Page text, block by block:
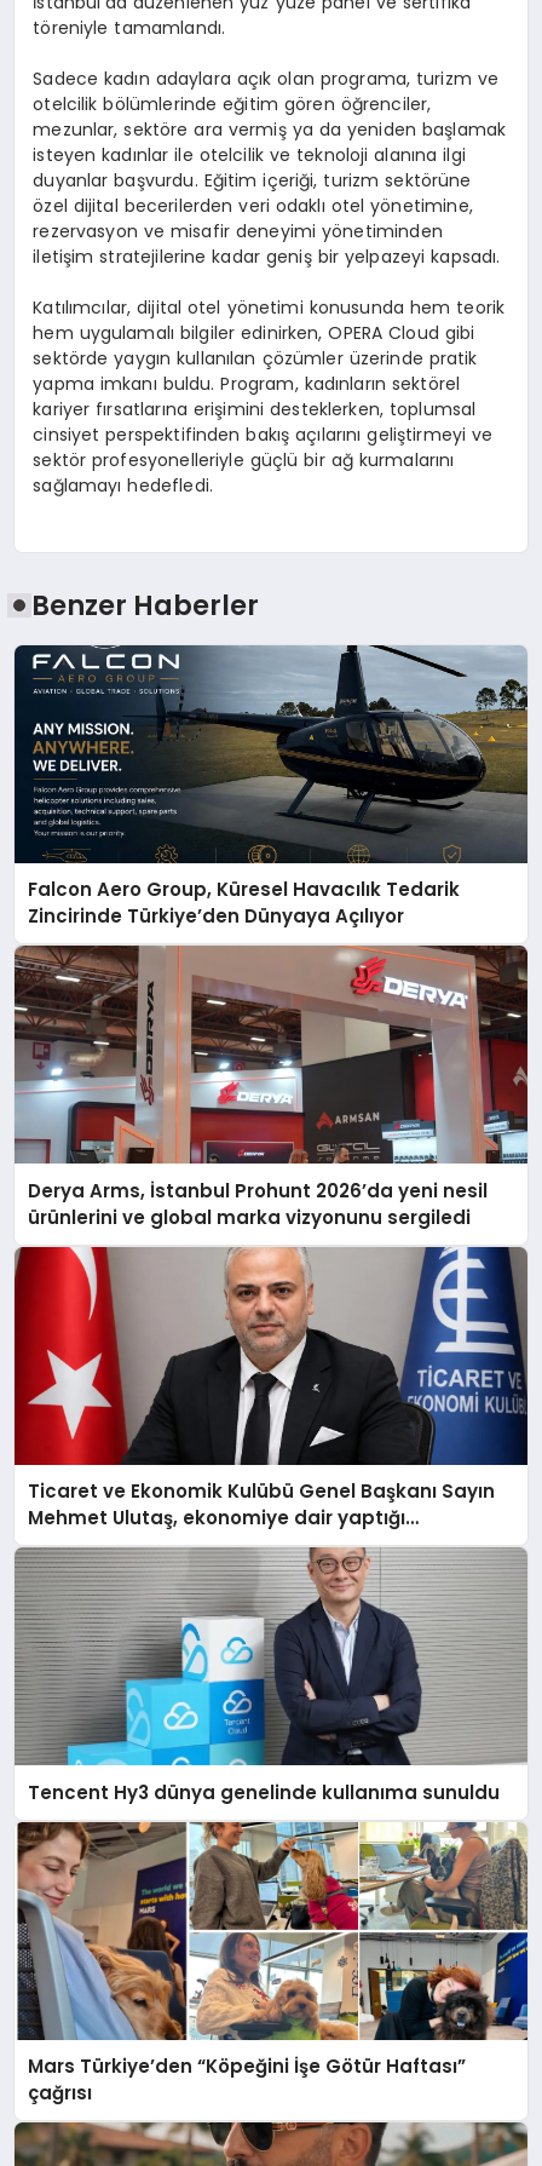
töreniyle tamamlandı.
Sadece kadın adaylara açık olan programa, turizm ve
otelcilik bölümlerinde eğitim gören öğrenciler,
mezunlar, sektöre ara vermiş ya da yeniden başlamak
isteyen kadınlar ile otelcilik ve teknoloji alanına ilgi
duyanlar başvurdu. Eğitim içeriği, turizm sektörüne
özel dijital becerilerden veri odaklı otel yönetimine,
rezervasyon ve misafir deneyimi yönetiminden
iletişim stratejilerine kadar geniş bir yelpazeyi kapsadı.
Katılımcılar, dijital otel yönetimi konusunda hem teorik
hem uygulamalı bilgiler edinirken, OPERA Cloud gibi
sektörde yaygın kullanılan çözümler üzerinde pratik
yapma imkanı buldu. Program, kadınların sektörel
kariyer fırsatlarına erişimini desteklerken, toplumsal
cinsiyet perspektifinden bakış açılarını geliştirmeyi ve
sektör profesyonelleriyle güçlü bir ağ kurmalarını
sağlamayı hedefledi.
Benzer Haberler
Falcon Aero Group, Küresel Havacılık Tedarik
Zincirinde Türkiye’den Dünyaya Açılıyor
Derya Arms, İstanbul Prohunt 2026’da yeni nesil
ürünlerini ve global marka vizyonunu sergiledi
Ticaret ve Ekonomik Kulübü Genel Başkanı Sayın
Mehmet Ulutaş, ekonomiye dair yaptığı
açıklamada şunları kaydetti:
Tencent Hy3 dünya genelinde kullanıma sunuldu
Mars Türkiye’den “Köpeğini İşe Götür Haftası”
çağrısı